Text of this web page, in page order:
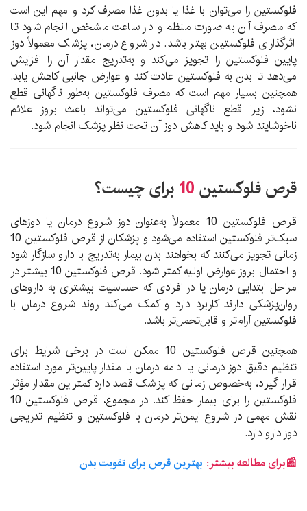
فلوکستین را می‌توان با غذا یا بدون غذا مصرف کرد و مهم این است
که مصرف آن به صورت منظم و در ساعت مشخص انجام شود تا
اثرگذاری فلوکستین بهتر باشد. در شروع درمان، پزشک معمولاً دوز
پایین فلوکستین را تجویز می‌کند و به‌تدریج مقدار آن را افزایش
می‌دهد تا بدن به فلوکستین عادت کند و عوارض جانبی کاهش یابد.
همچنین بسیار مهم است که مصرف فلوکستین به‌طور ناگهانی قطع
نشود، زیرا قطع ناگهانی فلوکستین می‌تواند باعث بروز علائم
ناخوشایند شود و باید کاهش دوز آن تحت نظر پزشک انجام شود.
قرص فلوکستین 10 برای چیست؟
قرص فلوکستین 10 معمولاً به‌عنوان دوز شروع درمان یا دوزهای
سبک‌تر فلوکستین استفاده می‌شود و پزشکان از قرص فلوکستین 10
زمانی تجویز می‌کنند که بخواهند بدن بیمار به‌تدریج با دارو سازگار شود
و احتمال بروز عوارض اولیه کمتر شود. قرص فلوکستین 10 بیشتر در
مراحل ابتدایی درمان یا در افرادی که حساسیت بیشتری به داروهای
روان‌پزشکی دارند کاربرد دارد و کمک می‌کند روند شروع درمان با
فلوکستین آرام‌تر و قابل‌تحمل‌تر باشد.
همچنین قرص فلوکستین 10 ممکن است در برخی شرایط برای
تنظیم دقیق دوز درمانی یا ادامه درمان با مقدار پایین‌تر مورد استفاده
قرار گیرد، به‌خصوص زمانی که پزشک قصد دارد کمترین مقدار مؤثر
فلوکستین را برای بیمار حفظ کند. در مجموع، قرص فلوکستین 10
نقش مهمی در شروع ایمن‌تر درمان با فلوکستین و تنظیم تدریجی
دوز دارو دارد.
📰برای مطالعه بیشتر: بهترین قرص برای تقویت بدن